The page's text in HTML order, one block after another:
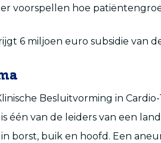
voorspellen hoe
6 miljoen euro subsidie van
Besluitvorming in
één van de leiders van een
in borst, buik en hoofd. Een